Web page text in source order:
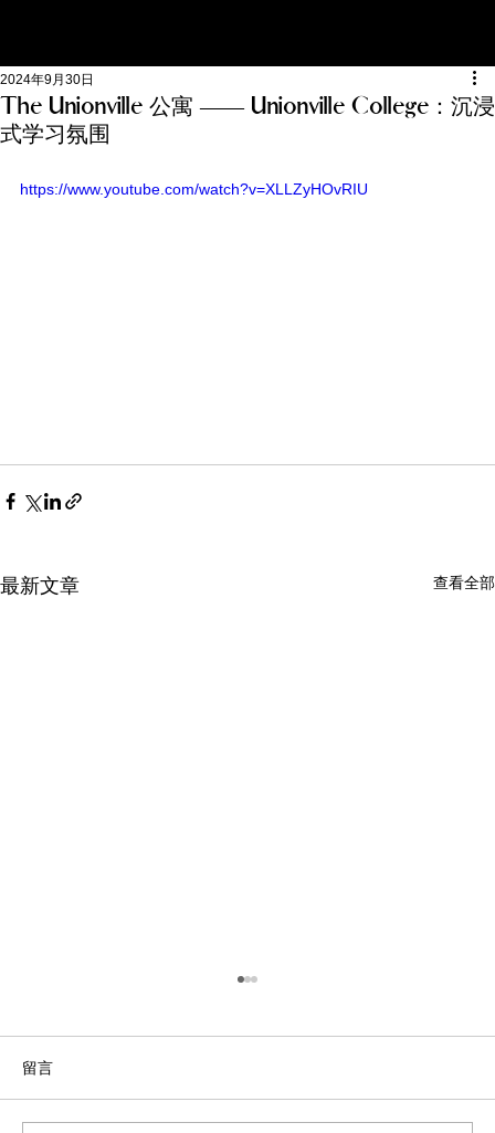
The Unionville 公寓 —— Unionville College：沉浸
式学习氛围
2024年9月30日
https://www.youtube.com/watch?v=XLLZyHOvRIU
最新文章 查看全部
留言